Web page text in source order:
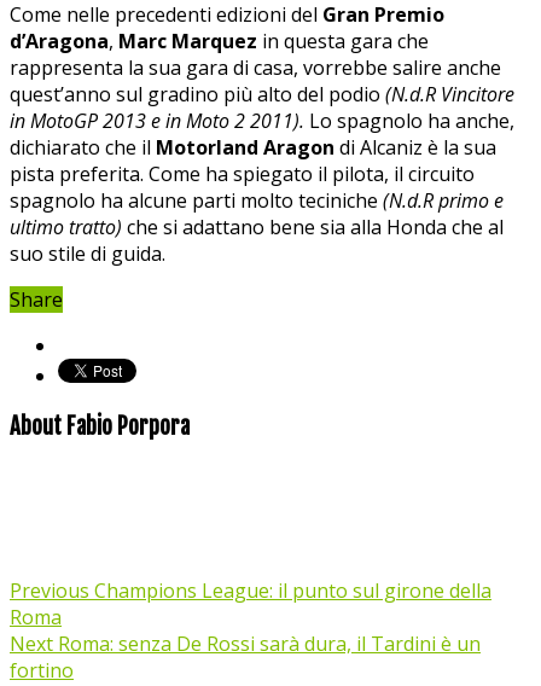
Come nelle precedenti edizioni del Gran Premio
d’Aragona, Marc Marquez in questa gara che
rappresenta la sua gara di casa, vorrebbe salire anche
quest’anno sul gradino più alto del podio (N.d.R Vincitore
in MotoGP 2013 e in Moto 2 2011). Lo spagnolo ha anche,
dichiarato che il Motorland Aragon di Alcaniz è la sua
pista preferita. Come ha spiegato il pilota, il circuito
spagnolo ha alcune parti molto teciniche (N.d.R primo e
ultimo tratto) che si adattano bene sia alla Honda che al
suo stile di guida.
Share
About Fabio Porpora
Previous Champions League: il punto sul girone della
Roma
Next Roma: senza De Rossi sarà dura, il Tardini è un
fortino